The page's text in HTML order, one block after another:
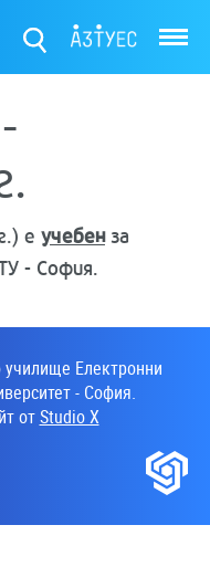
е учебенза
- София.
Електронни
- София.
отStudio X